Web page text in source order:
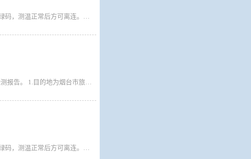
广大旅客： 1.即日起所有乘船离连人员需持国务院行程卡、辽事通健康码绿码，测温正常后方可离连。请离连人员密切关注目的地疫情防控政策，按照目的地属地疫情防控要求，提前准备核酸检测阴性证明等相关手续备查。 2.来自重点管控地区、重点关注地区、行程码有*号的旅客仍需持有48小时核酸方可乘船离连，因未履行目的地属地防疫政策要求的旅客，一切后果自行承担。
2021年12月17日起：大连至烟台航线非管控地区旅客乘船无需提供核酸检测报告。 1.目的地为烟台市旅客下船需现场做核酸检测，检测后放行。 2.途经烟台市的旅客签写承诺书后放行。 烟台至大连航线非管控地区旅客乘船无需提供核酸检测报告，旅客下船签写承诺书后放行。
广大旅客： 1.即日起所有乘船离连人员需持国务院行程卡、辽事通健康码绿码，测温正常后方可离连。请离连人员密切关注目的地疫情防控政策，按照目的地属地疫情防控要求，提前准备核酸检测阴性证明等相关手续备查。 2.来自重点管控地区、重点关注地区、行程码有*号的旅客仍需持有48小时核酸方可乘船离连，因未履行目的地属地防疫政策要求的旅客，一切后果自行承担。